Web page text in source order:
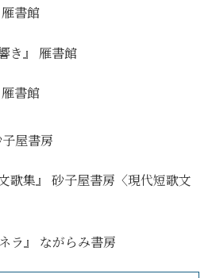
書館
き』 雁書館
書館
子屋書房
集』 砂子屋書房〈現代短歌文
ラ』 ながらみ書房